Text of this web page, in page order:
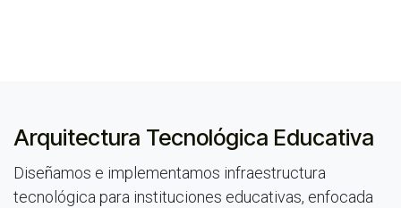
Arquitectura Tecnológica Educativa
Diseñamos e implementamos infraestructura
tecnológica para instituciones educativas, enfocada